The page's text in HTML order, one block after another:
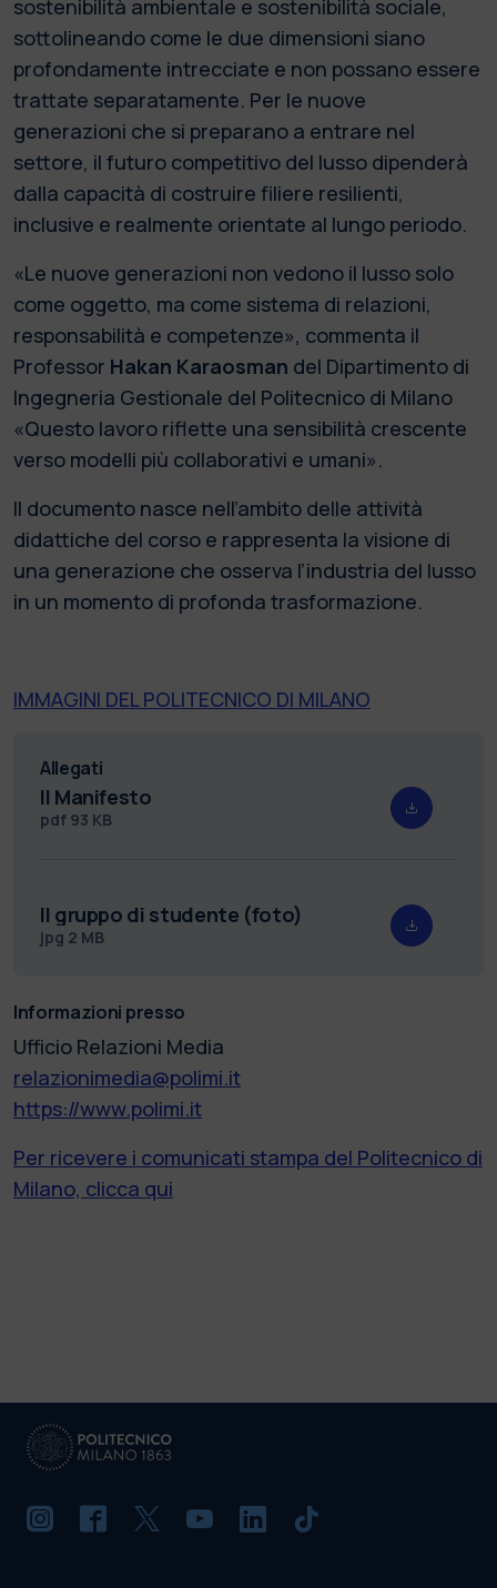
sostenibilità ambientale e sostenibilità sociale,
sottolineando come le due dimensioni siano
profondamente intrecciate e non possano essere
trattate separatamente. Per le nuove
generazioni che si preparano a entrare nel
settore, il futuro competitivo del lusso dipenderà
dalla capacità di costruire filiere resilienti,
inclusive e realmente orientate al lungo periodo.
«Le nuove generazioni non vedono il lusso solo
come oggetto, ma come sistema di relazioni,
responsabilità e competenze», commenta il
Professor Hakan Karaosman del Dipartimento di
Ingegneria Gestionale del Politecnico di Milano
«Questo lavoro riflette una sensibilità crescente
verso modelli più collaborativi e umani».
Il documento nasce nell’ambito delle attività
didattiche del corso e rappresenta la visione di
una generazione che osserva l’industria del lusso
in un momento di profonda trasformazione.
IMMAGINI DEL POLITECNICO DI MILANO
Allegati
Il Manifesto
pdf 93 KB
Il gruppo di studente (foto)
jpg 2 MB
Informazioni presso
Ufficio Relazioni Media
relazionimedia@polimi.it
https://www.polimi.it
Per ricevere i comunicati stampa del Politecnico di
Milano, clicca qui